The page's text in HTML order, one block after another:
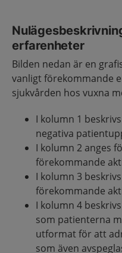
erfarenheter
Bilden nedan är en
vanligt förekommande
sjukvården hos vuxna
I kolumn 1
negativa
I kolumn 2 anges
förekommande
I kolumn 3
förekommande
I kolumn 4
som patienterna
utformat för att
som även